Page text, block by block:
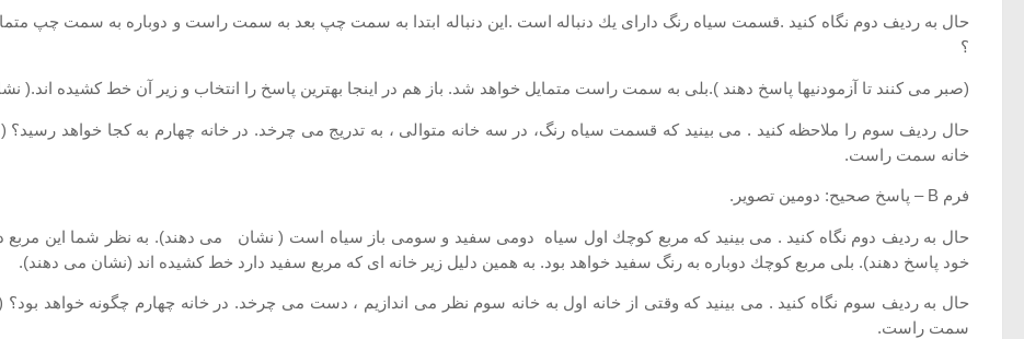
حال به ردیف دوم نگاه كنید .قسمت سیاه رنگ دارای یك دنباله است .این دنباله ابتدا به سمت چپ بعد به سمت راست و دوباره به سمت چپ
؟
(صبر می كنند تا آزمودنیها پاسخ دهند ).بلی به سمت راست متمایل خواهد شد. باز هم در اینجا بهترین پاسخ را انتخاب و زیر آن خط كشیده اند.(
حال ردیف سوم را ملاحظه كنید . می بینید كه قسمت سیاه رنگ، در سه خانه متوالی ، به تدریج می چرخد. در خانه چهارم به كجا خواهد رسید؟ (
خانه سمت راست.
فرم B – پاسخ صحیح: دومین تصویر.
حال به ردیف دوم نگاه كنید . می بینید كه مربع كوچك اول سیاه دومی سفید و سومی باز سیاه است ( نشان می دهند). به نظر شما این مربع در
خود پاسخ دهند). بلی مربع كوچك دوباره به رنگ سفید خواهد بود. به همین دلیل زیر خانه ای كه مربع سفید دارد خط كشیده اند (نشان می دهند).
حال به ردیف سوم نگاه كنید . می بینید كه وقتی از خانه اول به خانه سوم نظر می اندازیم ، دست می چرخد. در خانه چهارم چگونه خواهد بود؟
سمت راست.